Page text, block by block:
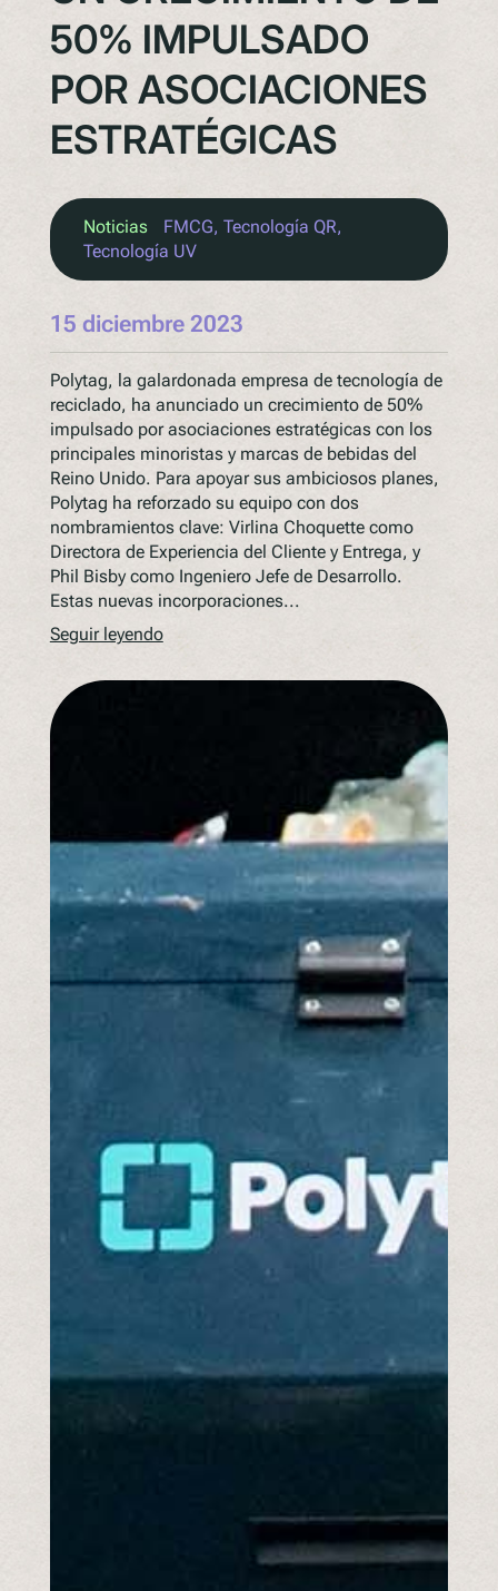
50% IMPULSADO
POR ASOCIACIONES
ESTRATÉGICAS
Noticias FMCG, Tecnología QR
Tecnología UV
15 diciembre 2023
Polytag, la galardonada empresa de tecnología de
reciclado, ha anunciado un crecimiento de 50%
impulsado por asociaciones estratégicas con los
principales minoristas y marcas de bebidas del
Reino Unido. Para apoyar sus ambiciosos planes,
Polytag ha reforzado su equipo con dos
nombramientos clave: Virlina Choquette como
Directora de Experiencia del Cliente y Entrega, y
Phil Bisby como Ingeniero Jefe de Desarrollo.
Estas nuevas incorporaciones...
Seguir leyendo